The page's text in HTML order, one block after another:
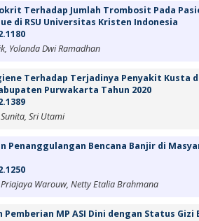
Terhadap Jumlah Trombosit Pada
di RSU Universitas Kristen Indonesia
Yolanda Dwi Ramadhan
Terhadap Terjadinya Penyakit Kusta
Purwakarta Tahun 2020
Sri Utami
Penanggulangan Bencana Banjir di
Warouw, Netty Etalia Brahmana
Pemberian MP ASI Dini dengan Status